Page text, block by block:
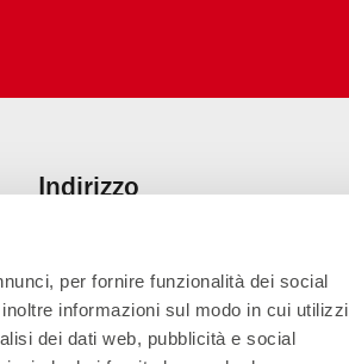
per fornire funzionalità dei social
informazioni sul modo in cui utilizzi
dei dati web, pubblicità e social
Indirizzo
Parenti Bistrot